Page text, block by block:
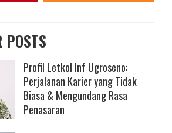
POSTS
Profil Letkol Inf Ugroseno:
Perjalanan Karier yang Tidak
Biasa & Mengundang Rasa
Penasaran